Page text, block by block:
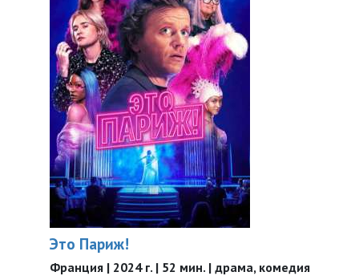
Это Париж!
Франция | 2024 г. | 52 мин. | драма, комедия